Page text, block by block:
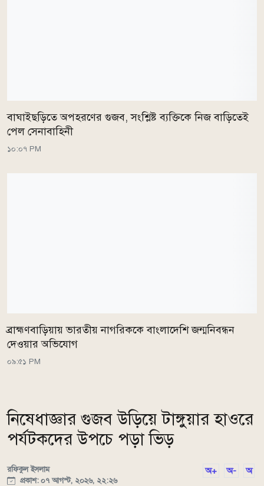
বাঘাইছড়িতে অপহরণের গুজব, সংশ্লিষ্ট ব্যক্তিকে নিজ বাড়িতেই
পেল সেনাবাহিনী
১০:০৭ PM
ব্রাহ্মণবাড়িয়ায় ভারতীয় নাগরিককে বাংলাদেশি জন্মনিবন্ধন
দেওয়ার অভিযোগ
০৯:৫১ PM
নিষেধাজ্ঞার গুজব উড়িয়ে টাঙ্গুয়ার হাওরে
পর্যটকদের উপচে পড়া ভিড়
রফিকুল ইসলাম
প্রকাশ: ০৭ আগস্ট, ২০২৬, ২২:২৬
অ+ অ- অ